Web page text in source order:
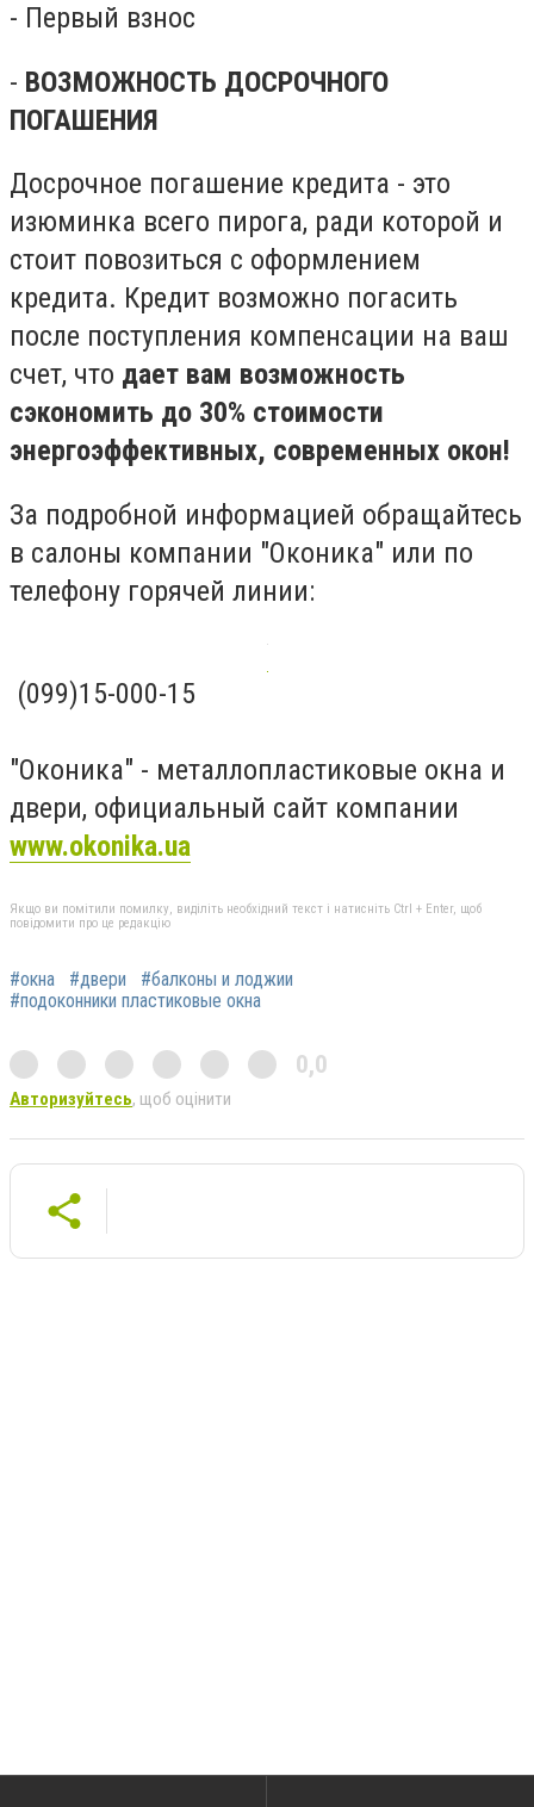
- Первый взнос
- ВОЗМОЖНОСТЬ ДОСРОЧНОГО
ПОГАШЕНИЯ
Досрочное погашение кредита - это
изюминка всего пирога, ради которой и
стоит повозиться с оформлением
кредита. Кредит возможно погасить
после поступления компенсации на ваш
счет, что дает вам возможность
сэкономить до 30% стоимости
энергоэффективных, современных окон!
За подробной информацией обращайтесь
в салоны компании "Оконика" или по
телефону горячей линии:
(099)15-000-15
"Оконика" - металлопластиковые окна и
двери, официальный сайт компании
www.okonika.ua
Якщо ви помітили помилку, виділіть необхідний текст і натисніть Ctrl + Enter, щоб
повідомити про це редакцію
#окна #двери
#балконы и лоджии
#подоконники пластиковые окна
0,0
Авторизуйтесь, щоб оцінити